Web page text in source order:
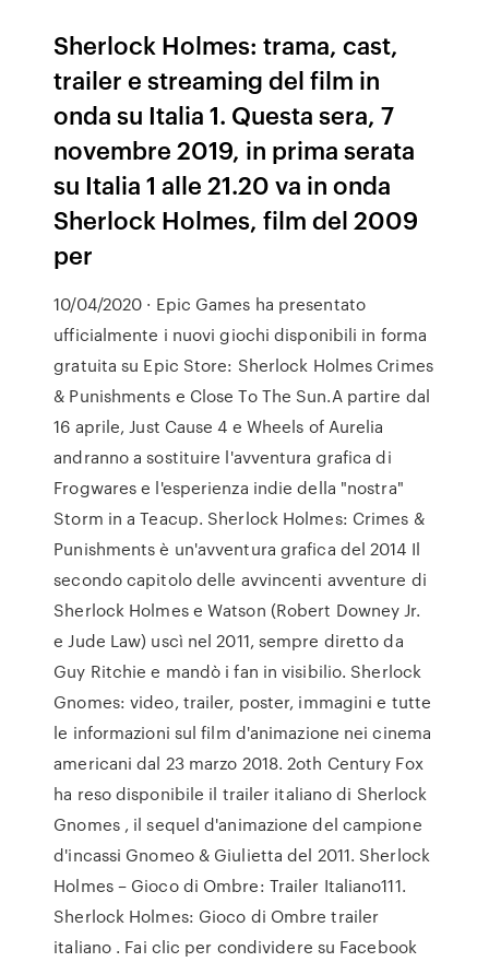
Sherlock Holmes: trama, cast,
trailer e streaming del film in
onda su Italia 1. Questa sera, 7
novembre 2019, in prima serata
su Italia 1 alle 21.20 va in onda
Sherlock Holmes, film del 2009
per
10/04/2020 · Epic Games ha presentato
ufficialmente i nuovi giochi disponibili in forma
gratuita su Epic Store: Sherlock Holmes Crimes
& Punishments e Close To The Sun.A partire dal
16 aprile, Just Cause 4 e Wheels of Aurelia
andranno a sostituire l'avventura grafica di
Frogwares e l'esperienza indie della "nostra"
Storm in a Teacup. Sherlock Holmes: Crimes &
Punishments è un'avventura grafica del 2014 Il
secondo capitolo delle avvincenti avventure di
Sherlock Holmes e Watson (Robert Downey Jr.
e Jude Law) uscì nel 2011, sempre diretto da
Guy Ritchie e mandò i fan in visibilio. Sherlock
Gnomes: video, trailer, poster, immagini e tutte
le informazioni sul film d'animazione nei cinema
americani dal 23 marzo 2018. 2oth Century Fox
ha reso disponibile il trailer italiano di Sherlock
Gnomes , il sequel d'animazione del campione
d'incassi Gnomeo & Giulietta del 2011. Sherlock
Holmes – Gioco di Ombre: Trailer Italiano111.
Sherlock Holmes: Gioco di Ombre trailer
italiano . Fai clic per condividere su Facebook